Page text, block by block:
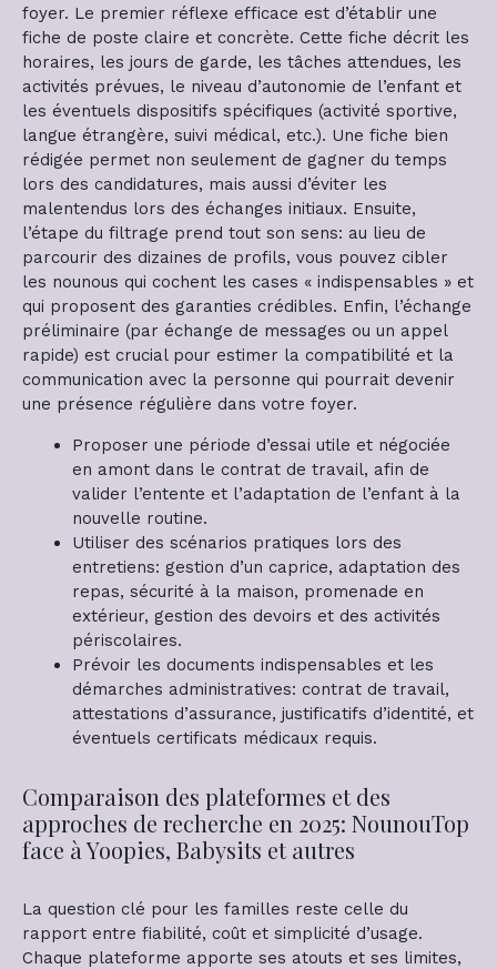
foyer. Le premier réflexe efficace est d’établir une
fiche de poste claire et concrète. Cette fiche décrit les
horaires, les jours de garde, les tâches attendues, les
activités prévues, le niveau d’autonomie de l’enfant et
les éventuels dispositifs spécifiques (activité sportive,
langue étrangère, suivi médical, etc.). Une fiche bien
rédigée permet non seulement de gagner du temps
lors des candidatures, mais aussi d’éviter les
malentendus lors des échanges initiaux. Ensuite,
l’étape du filtrage prend tout son sens: au lieu de
parcourir des dizaines de profils, vous pouvez cibler
les nounous qui cochent les cases « indispensables » et
qui proposent des garanties crédibles. Enfin, l’échange
préliminaire (par échange de messages ou un appel
rapide) est crucial pour estimer la compatibilité et la
communication avec la personne qui pourrait devenir
une présence régulière dans votre foyer.
Proposer une période d’essai utile et négociée
en amont dans le contrat de travail, afin de
valider l’entente et l’adaptation de l’enfant à la
nouvelle routine.
Utiliser des scénarios pratiques lors des
entretiens: gestion d’un caprice, adaptation des
repas, sécurité à la maison, promenade en
extérieur, gestion des devoirs et des activités
périscolaires.
Prévoir les documents indispensables et les
démarches administratives: contrat de travail,
attestations d’assurance, justificatifs d’identité, et
éventuels certificats médicaux requis.
Comparaison des plateformes et des
approches de recherche en 2025: NounouTop
face à Yoopies, Babysits et autres
La question clé pour les familles reste celle du
rapport entre fiabilité, coût et simplicité d’usage.
Chaque plateforme apporte ses atouts et ses limites,